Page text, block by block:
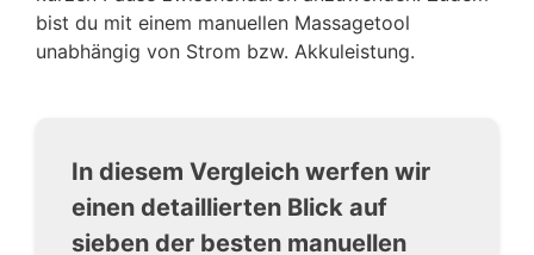
bist du mit einem manuellen Massagetool
unabhängig von Strom bzw. Akkuleistung.
In diesem Vergleich werfen wir
einen detaillierten Blick auf
sieben der besten manuellen